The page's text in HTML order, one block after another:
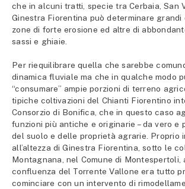
che in alcuni tratti, specie tra Cerbaia, San
Ginestra Fiorentina può determinare grandi
zone di forte erosione ed altre di
sassi e ghiaie.
Per riequilibrare quella che sarebbe
dinamica fluviale ma che in qualche modo
“consumare” ampie porzioni di terreno
tipiche coltivazioni del Chianti Fiorentino
Consorzio di Bonifica, che in questo caso
funzioni più antiche e originarie – da vero e
del suolo e delle proprietà agrarie. Proprio
all’altezza di Ginestra Fiorentina, sotto le
Montagnana, nel Comune di Montespertoli,
confluenza del Torrente Vallone era tutto
cominciare con un intervento di